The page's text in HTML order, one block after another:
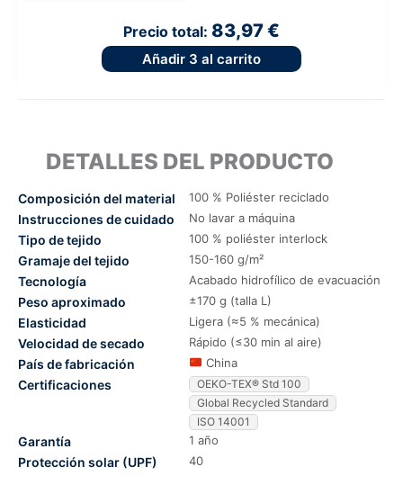
Precio total: 83,97 €
Añadir 3 al carrito
DETALLES DEL PRODUCTO
Composición del material 100 % Poliéster reciclado
Instrucciones de cuidado No lavar a máquina
Tipo de tejido 100 % poliéster interlock
Gramaje del tejido 150-160 g/m²
Tecnología Acabado hidrofílico de evacuación
Peso aproximado ±170 g (talla L)
Elasticidad Ligera (≈5 % mecánica)
Velocidad de secado Rápido (≤30 min al aire)
País de fabricación China
Certificaciones
OEKO-TEX® Std 100
Global Recycled Standard
ISO 14001
Garantía 1 año
Protección solar (UPF) 40